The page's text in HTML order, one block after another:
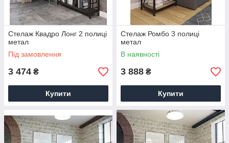
Стелаж Квадро Лонг 2 полиці
метал
Під замовлення
3 474 ₴
Купити
Стелаж Ромбо 3 полиці
метал
В наявності
3 888 ₴
Купити